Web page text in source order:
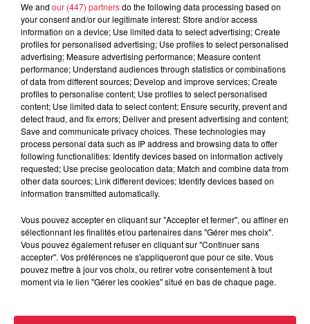
Tarif Payant
Carolle Masson
du 25 juin au 31 juillet 2026
Le cerveau-volant, présenté du 25 juin au 31 juillet 2026,
est la première exposition personnelle de Carolle
Masson à la Orlinda Gallery de Mulhouse. Elle y présente
une quinzaine d’œuvres inédites.
Le monde va vite. Les frontières entre le vrai, le grave et
l’absurde sont devenues floues. C’est exactement là que le
travail de Carolle Masson trouve sa place — dans cet
espace surréaliste où ce qui déraille fait sens, où l’art de
l’absurde devient une façon de voir juste.
Montrer ce travail aujourd’hui, c’est dire que l’imaginaire est
We and our (447) partnersdo the following data processing based on
your consent and/or our legitimate interest: Store and/or access
information on a device; Use limited data to select advertising; Create
profiles for personalised advertising; Use profiles to select personalised
advertising; Measure advertising performance; Measure content
performance; Understand audiences through statistics or combinations
of data from different sources; Develop and improve services; Create
profiles to personalise content; Use profiles to select personalised
content; Use limited data to select content; Ensure security, prevent and
detect fraud, and fix errors; Deliver and present advertising and content;
Save and communicate privacy choices. These technologies may
process personal data such as IP address and browsing data to offer
following functionalities: Identify devices based on information actively
requested; Use precise geolocation data; Match and combine data from
other data sources; Link different devices; Identify devices based on
information transmitted automatically.
Vous pouvez accepter en cliquant sur "Accepter et fermer", ou affiner en
sélectionnant les finalités et/ou partenaires dans "Gérer mes choix".
Vous pouvez également refuser en cliquant sur "Continuer sans
accepter". Vos préférences ne s'appliqueront que pour ce site. Vous
pouvez mettre à jour vos choix, ou retirer votre consentement à tout
moment via le lien "Gérer les cookies" situé en bas de chaque page.